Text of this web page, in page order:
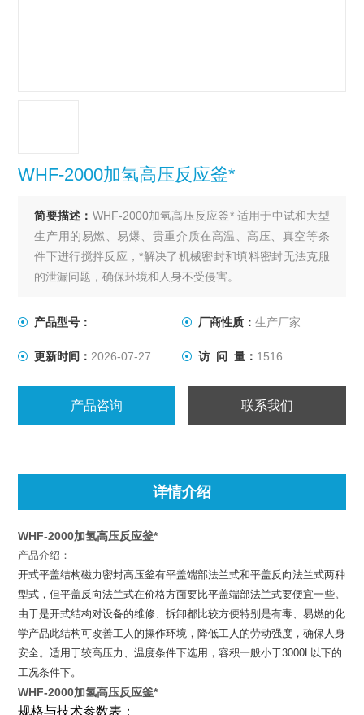
WHF-2000加氢高压反应釜*
简要描述： WHF-2000加氢高压反应釜* 适用于中试和大型
生产用的易燃、易爆、贵重介质在高温、高压、真空等条
件下进行搅拌反应，*解决了机械密封和填料密封无法克服
的泄漏问题，确保环境和人身不受侵害。
产品型号： 厂商性质： 生产厂家
更新时间： 2026-07-27 访 问 量： 1516
产品咨询 联系我们
详情介绍
WHF-2000加氢高压反应釜*
产品介绍：
开式平盖结构磁力密封高压釜有平盖端部法兰式和平盖反向法兰式两种
型式，但平盖反向法兰式在价格方面要比平盖端部法兰式要便宜一些。
由于是开式结构对设备的维修、拆卸都比较方便特别是有毒、易燃的化
学产品此结构可改善工人的操作环境，降低工人的劳动强度，确保人身
安全。适用于较高压力、温度条件下选用，容积一般小于3000L以下的
工况条件下。
WHF-2000加氢高压反应釜*
规格与技术参数表：